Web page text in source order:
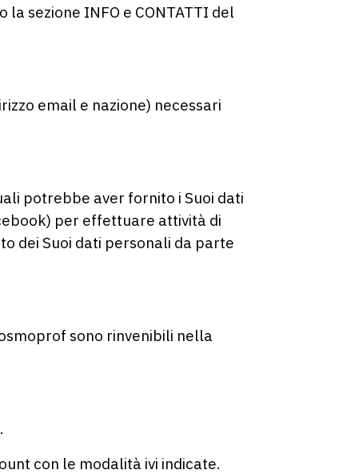
sezione INFO e CONTATTI del
email e nazione) necessari
potrebbe aver fornito i Suoi dati
per effettuare attività di
dei Suoi dati personali da parte
sono rinvenibili nella
con le modalità ivi indicate.